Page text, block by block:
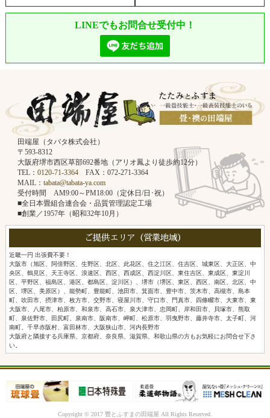
LINEでもお問合せ受付中！
田端屋（タバタ株式会社）
〒593-8312
大阪府堺市西区草部692番地（アリオ鳳より徒歩約12分）
TEL： 0120-71-3364FAX：072-271-3364
MAIL： tabata@tabata-ya.com
受付時間 AM9:00～PM18:00（定休日/日･祝）
■全日本畳組合連合会・品質管理認定工場
■創業／1957年（昭和32年10月）
ご提供エリア（営業地域）
近畿一円 出張費不要！
大阪市（旭区、阿倍野区、生野区、北区、此花区、住之江区、住吉区、城東区、大正区、中
央区、鶴見区、天王寺区、浪速区、西区、西成区、西淀川区、東住吉区、東成区、東淀川
区、平野区、福島区、港区、都島区、淀川区）、堺市（堺区、東区、西区、南区、北区、中
区、堺区、美原区）、能勢町、豊能町、池田市、箕面市、豊中市、茨木市、高槻市、島本
町、吹田市、摂津市、枚方市、交野市、寝屋川市、守口市、門真市、四條畷市、大東市、東
大阪市、八尾市、柏原市、和泉市、高石市、泉大津市、忠岡町、岸和田市、貝塚市、熊取
町、泉佐野市、田尻町、泉南市、阪南市、岬町、松原市、羽曳野市、藤井寺市、太子町、河
南町、千早赤阪村、富田林市、大阪狭山市、河内長野市
大阪府と隣接する兵庫県、京都府、奈良県、滋賀県、和歌山県の方もお気軽にお問合せ下さ
い。
Copyright © 2017 畳とふすまの田端屋 All Rights Reserved.